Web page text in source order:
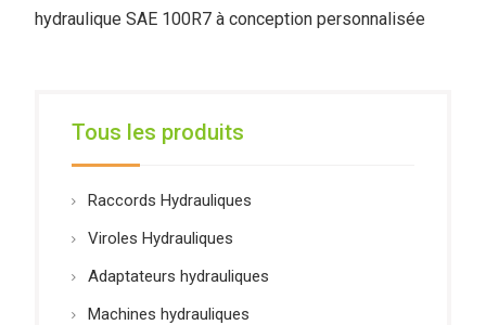
hydraulique SAE 100R7 à conception personnalisée
Tous les produits
Raccords Hydrauliques
Viroles Hydrauliques
Adaptateurs hydrauliques
Machines hydrauliques